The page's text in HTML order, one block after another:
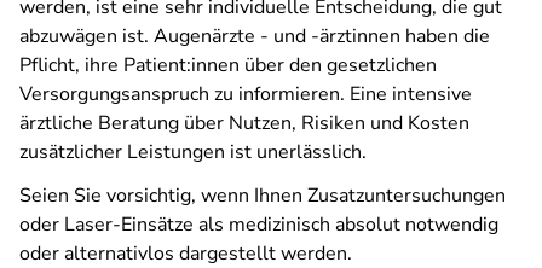
werden, ist eine sehr individuelle Entscheidung, die gut
abzuwägen ist. Augenärzte - und -ärztinnen haben die
Pflicht, ihre Patient:innen über den gesetzlichen
Versorgungsanspruch zu informieren. Eine intensive
ärztliche Beratung über Nutzen, Risiken und Kosten
zusätzlicher Leistungen ist unerlässlich.
Seien Sie vorsichtig, wenn Ihnen Zusatzuntersuchungen
oder Laser-Einsätze als medizinisch absolut notwendig
oder alternativlos dargestellt werden.